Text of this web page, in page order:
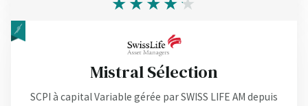
Mistral Sélection
SCPI à capital Variable gérée par SWISS LIFE AM depuis